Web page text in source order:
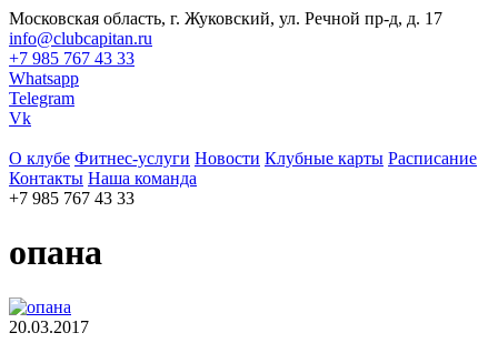
Московская область, г. Жуковский, ул. Речной пр-д, д. 17
info@clubcapitan.ru
+7 985 767 43 33
Whatsapp
Telegram
Vk
О клубе Фитнес-услуги Новости Клубные карты Расписание
Контакты Наша команда
+7 985 767 43 33
опана
20.03.2017